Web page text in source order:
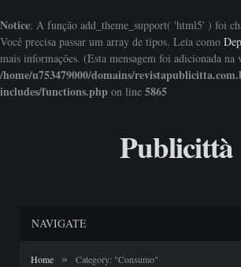
Notice: A função add_theme_support( 'html5' ) foi
Você precisa passar um array de tipos. Leia como
mais informações. (Esta mensagem foi adicionada na
/home/u753479000/domains/
includes/functions.php on line 5865
Publicittà
NAVIGATE
Home » Category: "Consumo"